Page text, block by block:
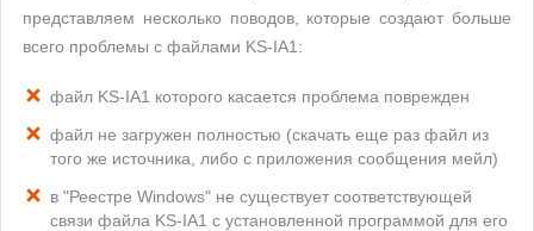
представляем несколько поводов, которые создают больше
всего проблемы с файлами KS-IA1:
файл KS-IA1 которого касается проблема поврежден
файл не загружен полностью (скачать еще раз файл из
того же источника, либо с приложения сообщения мейл)
в "Реестре Windows" не существует соответствующей
связи файла KS-IA1 с установленной программой для его